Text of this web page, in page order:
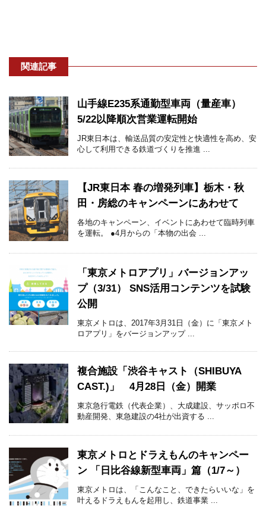
関連記事
山手線E235系通勤型車両（量産車）
5/22以降順次営業運転開始
JR東日本は、輸送品質の安定性と快適性を高め、安
心して利用できる鉄道づくりを推進 ...
【JR東日本 春の増発列車】栃木・秋
田・房総のキャンペーンにあわせて
各地のキャンペーン、イベントにあわせて臨時列車
を運転。 ●4月からの「本物の出会 ...
「東京メトロアプリ」バージョンアッ
プ（3/31） SNS活用コンテンツを試験
公開
東京メトロは、2017年3月31日（金）に「東京メト
ロアプリ」をバージョンアップ ...
複合施設「渋谷キャスト（SHIBUYA
CAST.)」 4月28日（金）開業
東京急行電鉄（代表企業）、大成建設、サッポロ不
動産開発、東急建設の4社が出資する ...
東京メトロとドラえもんのキャンペー
ン 「日比谷線新型車両」篇（1/7～）
東京メトロは、「こんなこと、できたらいいな」を
叶えるドラえもんを起用し、鉄道事業 ...